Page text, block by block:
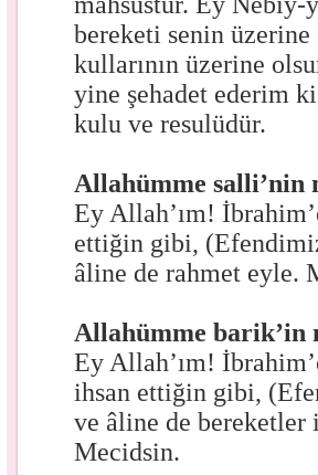
bereketi senin
kullarının üzerine
yine şehadet ederim
kulu ve resulüdür.
Allahümme salli’nin
Ey Allah’ım!
ettiğin gibi,
âline de rahmet eyle.
Allahümme barik’in
Ey Allah’ım!
ihsan ettiğin gibi,
ve âline de bereketler
Mecidsin.